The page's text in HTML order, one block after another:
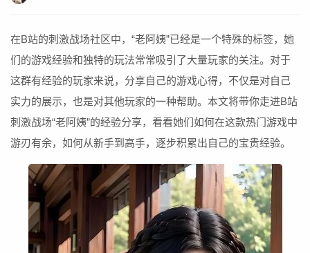
在B站的刺激战场社区中，“老阿姨”已经是一个特殊的标签，她
们的游戏经验和独特的玩法常常吸引了大量玩家的关注。对于
这群有经验的玩家来说，分享自己的游戏心得，不仅是对自己
实力的展示，也是对其他玩家的一种帮助。本文将带你走进B站
刺激战场“老阿姨”的经验分享，看看她们如何在这款热门游戏中
游刃有余，如何从新手到高手，逐步积累出自己的宝贵经验。